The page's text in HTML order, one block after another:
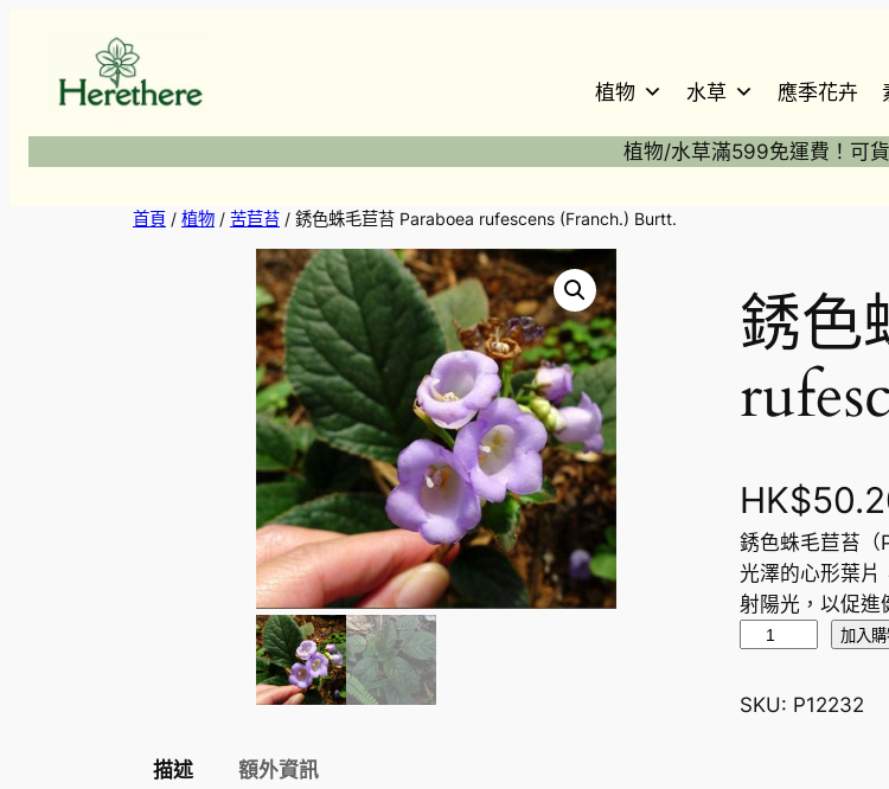
植物 水草 應季花卉
植物/水草滿599免運費！可貨
首頁 / 植物 / 苦苣苔 / 銹色蛛毛苣苔 Paraboea rufescens (Franch.) Burtt.
銹色
HK$
銹色蛛毛苣苔
光澤的心形葉片
射陽光，以促進
蛛
加入
SKU: P12232
描述 額外資訊